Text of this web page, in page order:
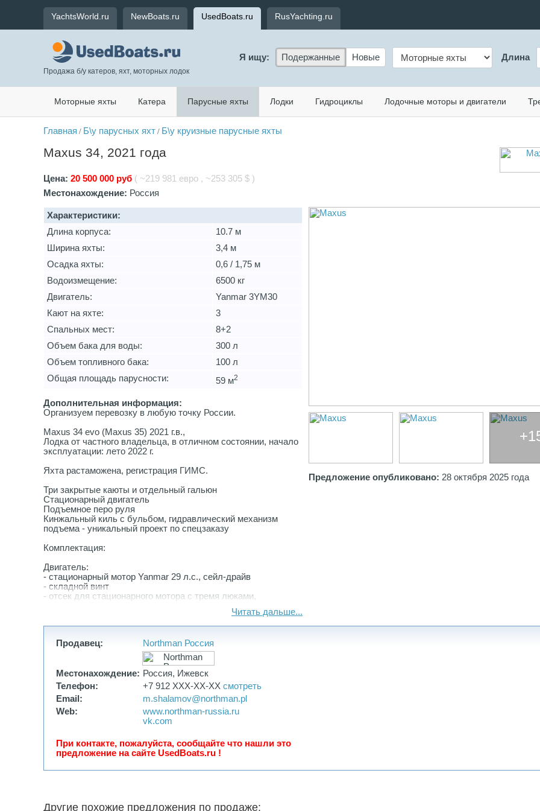
YachtsWorld.ru NewBoats.ru UsedBoats.ru RusYachting.ru
Продажа б/у катеров, яхт, моторных лодок
Я ищу: Подержанные Новые Длина
Моторные яхты Катера Парусные яхты Лодки Гидроциклы Лодочные моторы и двигатели
Главная / Б\у парусных яхт / Б\у круизные парусные яхты
Maxus 34, 2021 года
Цена: 20 500 000 руб ( ~219 981 евро , ~253 305 $ )
Местонахождение: Россия
Характеристики:
Длина корпуса:
10.7 м
Ширина яхты:
3,4 м
Осадка яхты:
0,6 / 1,75 м
Водоизмещение:
6500 кг
Двигатель:
Yanmar 3YM30
Кают на яхте:
3
Спальных мест:
8+2
Объем бака для воды:
300 л
Объем топливного бака:
100 л
Общая площадь парусности:
59 м2
Дополнительная информация:
Организуем перевозку в любую точку России.
Maxus 34 evo (Maxus 35) 2021 г.в.,
Лодка от частного владельца, в отличном состоянии, начало
эксплуатации: лето 2022 г.
Яхта растаможена, регистрация ГИМС.
Три закрытые каюты и отдельный гальюн
Стационарный двигатель
Подъемное перо руля
Кинжальный киль с бульбом, гидравлический механизм
подъема - уникальный проект по спецзаказу
Комплектация:
Двигатель:
- cтационарный мотор Yanmar 29 л.с., сейл-драйв
- складной винт
- oтсек для стационарного мотора с тремя люками,
- антиосмотическое и необрастающее покрытие днища
- бортовые иллюминаторы в углублениях корпуса
Палуба:
- панель-накладка на рубку с системой скрытой проводки
бегучего такелажа
- трап на корме
- складной носовой трап
- носовая бушприт-платформа из стеклопластика с якорным
- якорный рундук с крышкой
- люк в носовой каюте
- люк в салоне
- 2 открывающихся иллюминатора на рубке
- брандерщит с москитной сеткой
Читать дальше...
Предложение опубликовано: 28 октября 2025 года
Продавец: Northman Россия
Местонахождение: Россия, Ижевск
Телефон:
+7 912 XXX-XX-XX смотреть
Email:
m.shalamov@northman.pl
Web:
www.northman-russia.ru
vk.com
При контакте, пожалуйста, сообщайте что нашли это
предложение на сайте UsedBoats.ru !
Другие похожие предложения по продаже: